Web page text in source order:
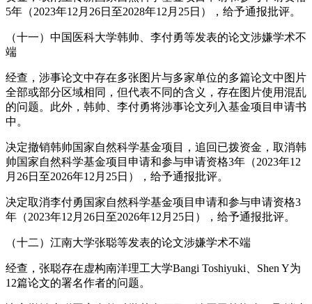
5年（2023年12月26日至2028年12月25日），给予通报批评。
（十一）中国医科大学韩帅、李付勇等发表的论文涉嫌学术不
端
经查，涉事论文中存在多张图片与多家单位的多篇论文中图片
全部或部分区域相同，但代表不同的含义，存在图片使用混乱
的问题。此外，韩帅、李付勇将涉事论文列入基金项目申请书
中。
决定撤销韩帅国家自然科学基金项目，追回已拨资金，取消韩
帅国家自然科学基金项目申请和参与申请资格3年（2023年12
月26日至2026年12月25日），给予通报批评。
决定取消李付勇国家自然科学基金项目申请和参与申请资格3
年（2023年12月26日至2026年12月25日），给予通报批评。
（十二）江南大学张聪等发表的论文涉嫌学术不端
经查，张聪存在虚构南洋理工大学Bangi Toshiyuki、Shen Y为
12篇论文的署名作者的问题。